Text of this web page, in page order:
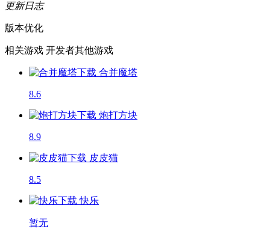
更新日志
版本优化
相关游戏 开发者其他游戏
合并魔塔
8.6
炮打方块
8.9
皮皮猫
8.5
快乐
暂无